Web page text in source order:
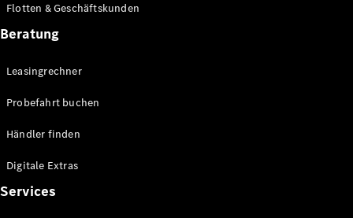
Technologien
für den
Antriebsstrang
Multimedia
Over-the-
Fahrhilfen
Konzeptfahrzeuge
Nachhaltigkeit
Flotten & Geschäftskunden
Beratung
Leasingrechner
Probefahrt buchen
Händler finden
Digitale Extras
Services